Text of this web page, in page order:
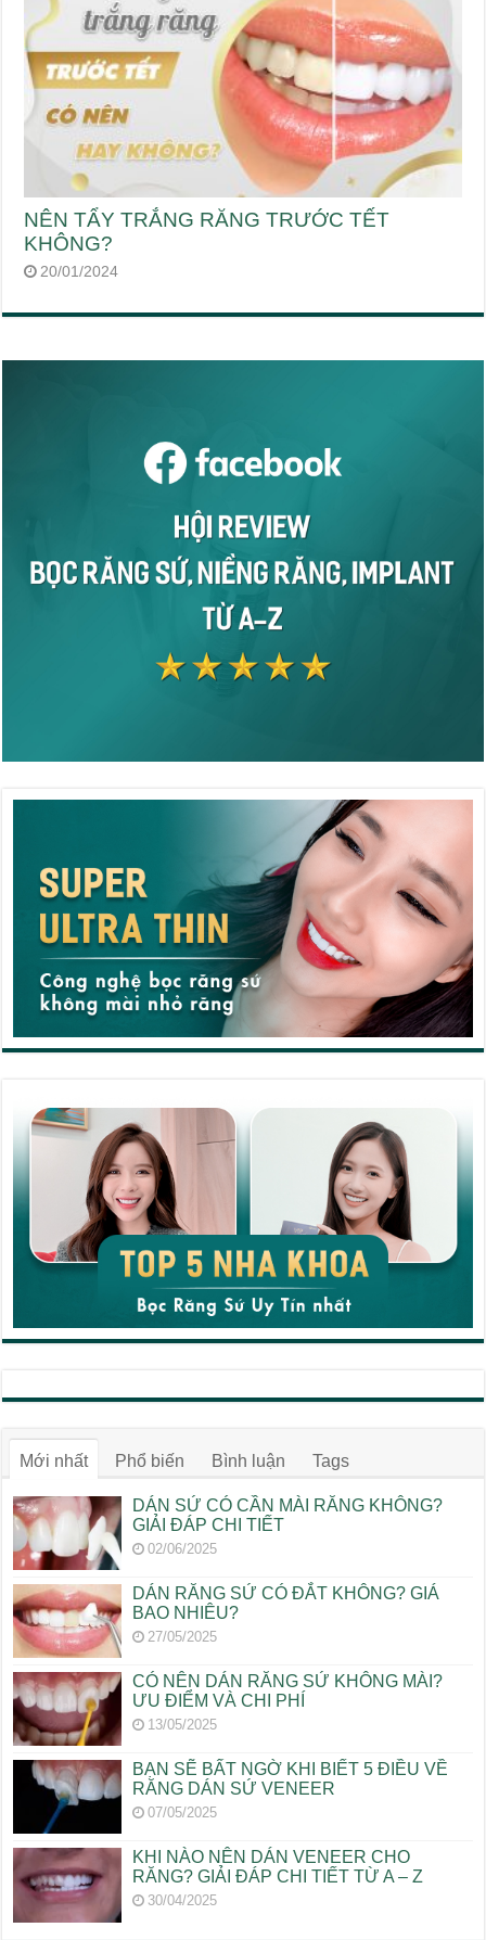
NÊN TẨY TRẮNG RĂNG TRƯỚC TẾT
KHÔNG?
20/01/2024
Mới nhất Phổ biến Bình luận Tags
DÁN SỨ CÓ CẦN MÀI RĂNG KHÔNG?
GIẢI ĐÁP CHI TIẾT
02/06/2025
DÁN RĂNG SỨ CÓ ĐẮT KHÔNG? GIÁ
BAO NHIÊU?
27/05/2025
CÓ NÊN DÁN RĂNG SỨ KHÔNG MÀI?
ƯU ĐIỂM VÀ CHI PHÍ
13/05/2025
BẠN SẼ BẤT NGỜ KHI BIẾT 5 ĐIỀU VỀ
RĂNG DÁN SỨ VENEER
07/05/2025
KHI NÀO NÊN DÁN VENEER CHO
RĂNG? GIẢI ĐÁP CHI TIẾT TỪ A – Z
30/04/2025